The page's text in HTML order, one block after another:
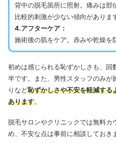
背中の脱毛箇所に照射。痛みは部
比較的刺激が少ない傾向がありま
4.アフターケア：
施術後の肌をケア。赤みや乾燥を
初めは感じられる恥ずかしさも、
半です。また、男性スタッフのみが
りなど恥ずかしさや不安を軽減する
あります。
脱毛サロンやクリニックでは無料
め、不安な点は事前に相談しておき